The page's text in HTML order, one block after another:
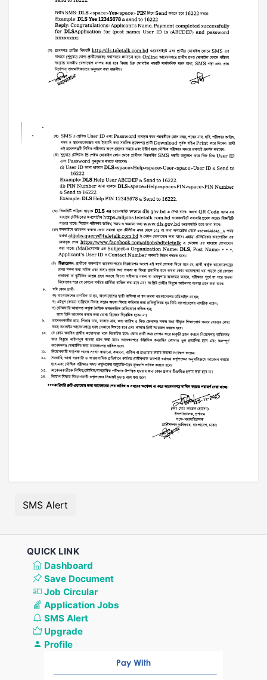
SMS Alert
QUICK LINK
Dashboard
Save Document
Job Circular
Application Jobs
SMS Alert
Upgrade
Profile